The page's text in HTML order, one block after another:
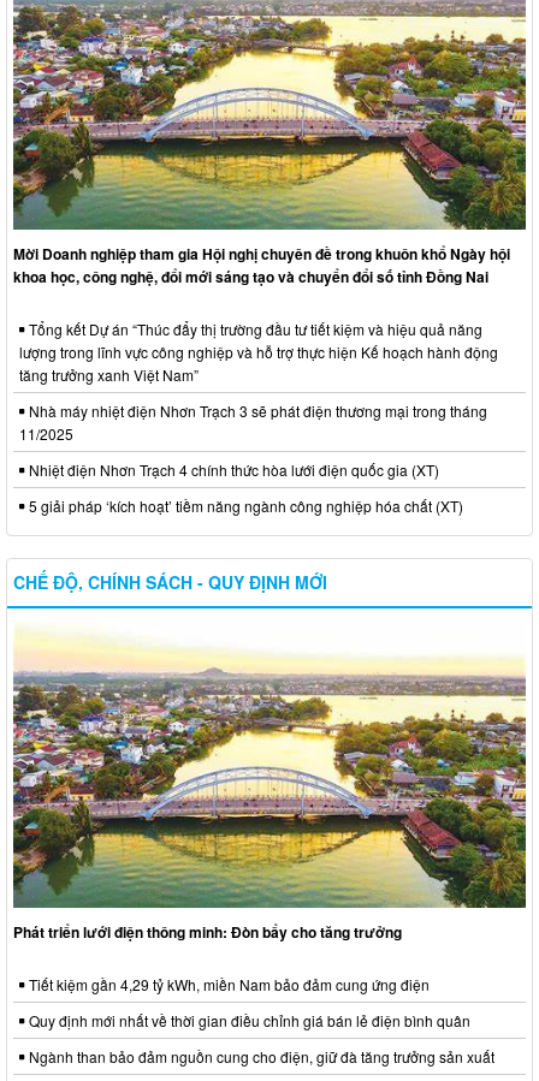
Mời Doanh nghiệp tham gia Hội nghị chuyên đề trong khuôn khổ Ngày hội
khoa học, công nghệ, đổi mới sáng tạo và chuyển đổi số tỉnh Đồng Nai
Tổng kết Dự án “Thúc đẩy thị trường đầu tư tiết kiệm và hiệu quả năng
lượng trong lĩnh vực công nghiệp và hỗ trợ thực hiện Kế hoạch hành động
tăng trưởng xanh Việt Nam”
Nhà máy nhiệt điện Nhơn Trạch 3 sẽ phát điện thương mại trong tháng
11/2025
Nhiệt điện Nhơn Trạch 4 chính thức hòa lưới điện quốc gia (XT)
5 giải pháp ‘kích hoạt’ tiềm năng ngành công nghiệp hóa chất (XT)
CHẾ ĐỘ, CHÍNH SÁCH - QUY ĐỊNH MỚI
Phát triển lưới điện thông minh: Đòn bẩy cho tăng trưởng
Tiết kiệm gần 4,29 tỷ kWh, miền Nam bảo đảm cung ứng điện
Quy định mới nhất về thời gian điều chỉnh giá bán lẻ điện bình quân
Ngành than bảo đảm nguồn cung cho điện, giữ đà tăng trưởng sản xuất